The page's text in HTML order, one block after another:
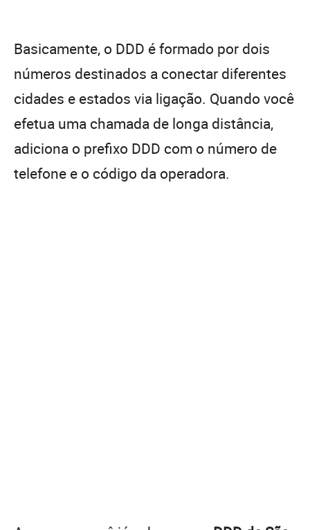
Basicamente, o DDD é formado por dois
números destinados a conectar diferentes
cidades e estados via ligação. Quando você
efetua uma chamada de longa distância,
adiciona o prefixo DDD com o número de
telefone e o código da operadora.